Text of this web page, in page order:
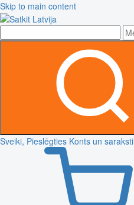
Skip to main content
Sveiki, Pieslēgties Konts un saraksti